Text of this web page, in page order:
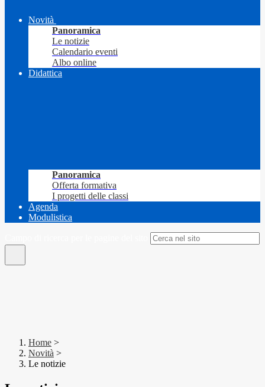
Novità
Panoramica
Le notizie
Calendario eventi
Albo online
Didattica
Panoramica
Offerta formativa
I progetti delle classi
Agenda
Modulistica
Home >
Novità >
Le notizie